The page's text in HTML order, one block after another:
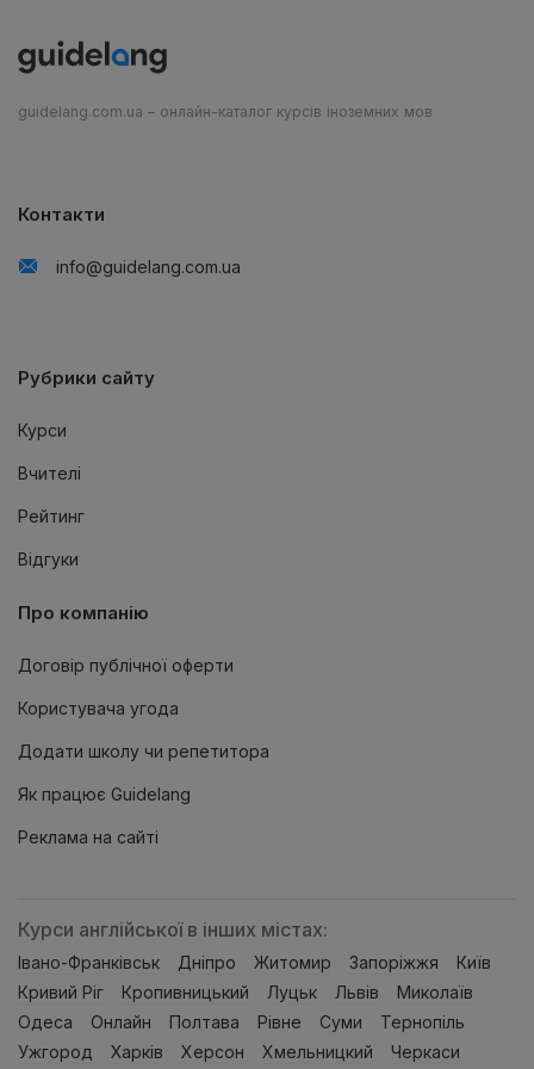
guidelang.com.ua – онлайн-каталог курсів іноземних мов
Контакти
info@guidelang.com.ua
Рубрики сайту
Курси
Вчителі
Рейтинг
Відгуки
Про компанію
Договір публічної оферти
Користувача угода
Додати школу чи репетитора
Як працює Guidelang
Реклама на сайтi
Курси англійської в інших містах:
Івано-Франківськ Дніпро Житомир Запоріжжя
Київ
Кривий Ріг
Кропивницький Луцьк Львів
Миколаїв
Одеса
Онлайн Полтава Рівне Суми
Тернопiль
Ужгород
Харків Херсон Хмельницкий Черкаси